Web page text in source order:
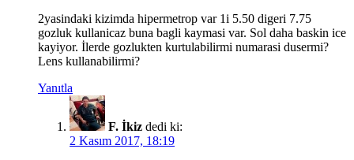
2yasindaki kizimda hipermetrop var 1i 5.50 digeri 7.75
gozluk kullanicaz buna bagli kaymasi var. Sol daha baskin ice
kayiyor. İlerde gozlukten kurtulabilirmi numarasi dusermi?
Lens kullanabilirmi?
Yanıtla
F. İkiz dedi ki:
2 Kasım 2017, 18:19